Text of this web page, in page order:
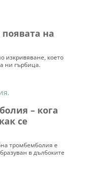
на
изкривяване, което
ни гърбица.
– кога
се
тромбемболия е
в дълбоките